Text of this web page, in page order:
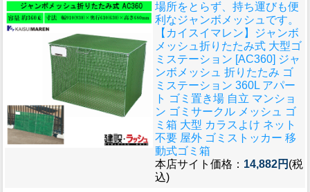
場所をとらず、持ち運びも便
利なジャンボメッシュです。
【カイスイマレン】ジャンボ
メッシュ折りたたみ式 大型ゴ
ミステーション [AC360] ジャ
ンボメッシュ 折りたたみ ゴ
ミステーション 360L アパー
ト ゴミ置き場 自立 マンショ
ン ゴミサークル メッシュ ゴ
ミ箱 大型 カラスよけ ネット
不要 屋外 ゴミストッカー 移
動式ゴミ箱
本店サイト価格： 14,882円 (税
込)